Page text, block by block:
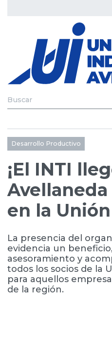
Desarrollo Productivo
¡El INTI
en la
La presencia del
evidencia un
asesoramiento y
todos los socios de la
para aquellos
de la región.